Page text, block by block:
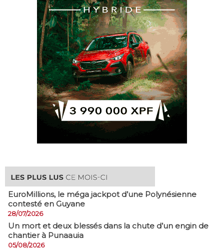
EuroMillions, ​le méga jackpot d’une Polynésienne
contesté en Guyane
28/07/2026
​Un mort et deux blessés dans la chute d’un engin de
chantier à Punaauia
05/08/2026